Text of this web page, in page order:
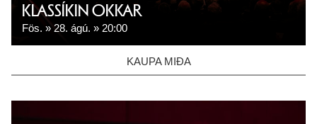
KLASSÍKIN OKKAR
Fös. 28. ágú. 20:00
KAUPA MIÐA